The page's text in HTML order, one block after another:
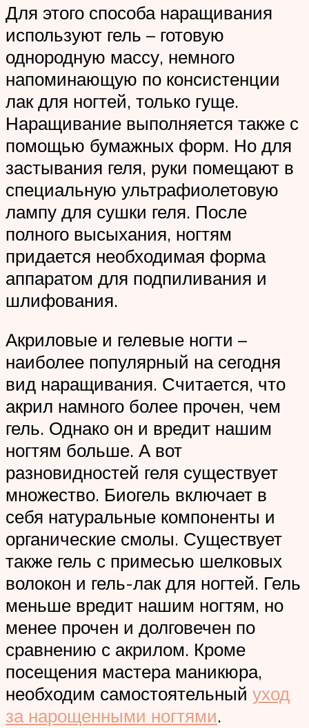
Для этого способа наращивания
используют гель – готовую
однородную массу, немного
напоминающую по консистенции
лак для ногтей, только гуще.
Наращивание выполняется также с
помощью бумажных форм. Но для
застывания геля, руки помещают в
специальную ультрафиолетовую
лампу для сушки геля. После
полного высыхания, ногтям
придается необходимая форма
аппаратом для подпиливания и
шлифования.
Акриловые и гелевые ногти –
наиболее популярный на сегодня
вид наращивания. Считается, что
акрил намного более прочен, чем
гель. Однако он и вредит нашим
ногтям больше. А вот
разновидностей геля существует
множество. Биогель включает в
себя натуральные компоненты и
органические смолы. Существует
также гель с примесью шелковых
волокон и гель-лак для ногтей. Гель
меньше вредит нашим ногтям, но
менее прочен и долговечен по
сравнению с акрилом. Кроме
посещения мастера маникюра,
необходим самостоятельный уход
за нарощенными ногтями.